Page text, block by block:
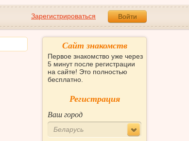
Зарегистрироваться Войти
Сайт знакомств
Первое знакомство уже через
5 минут после регистрации
на сайте! Это полностью
бесплатно.
Регистрация
Ваш город
Беларусь